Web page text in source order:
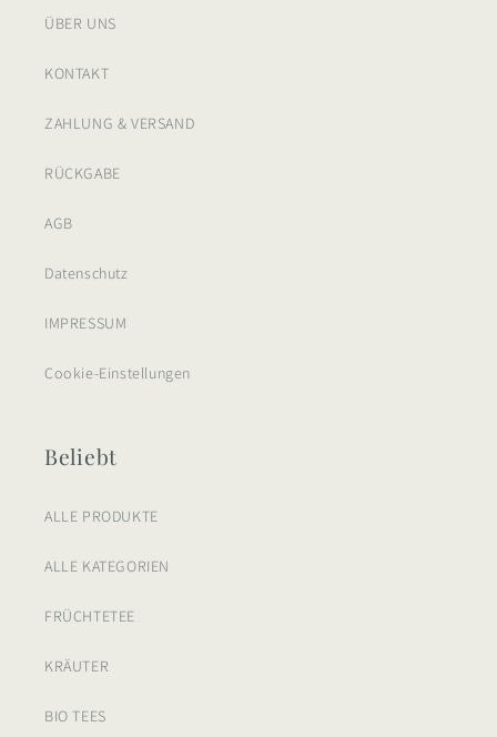
ÜBER UNS
KONTAKT
ZAHLUNG & VERSAND
RÜCKGABE
AGB
Datenschutz
IMPRESSUM
Cookie-Einstellungen
Beliebt
ALLE PRODUKTE
ALLE KATEGORIEN
FRÜCHTETEE
KRÄUTER
BIO TEES